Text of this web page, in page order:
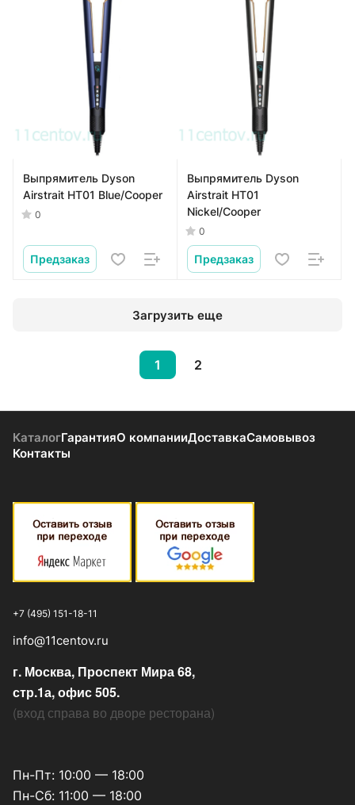
Выпрямитель Dyson
Airstrait HT01 Blue/Cooper
0
Предзаказ
Выпрямитель Dyson
Airstrait HT01
Nickel/Cooper
0
Предзаказ
Загрузить еще
1 2
КаталогГарантияО компанииДоставкаСамовывоз
Контакты
+7 (495) 151-18-11
info@11centov.ru
г. Москва, Проспект Мира 68,
стр.1а, офис 505.
(вход справа во дворе ресторана)
Пн-Пт: 10:00 — 18:00
Пн-Сб: 11:00 — 18:00